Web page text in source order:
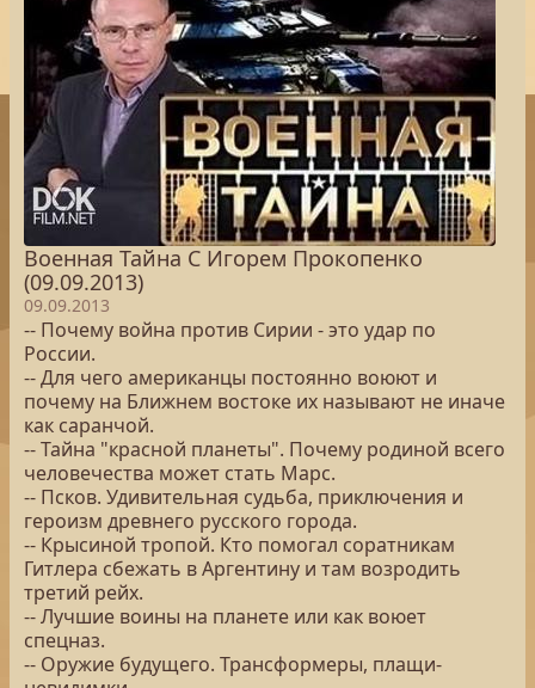
Военная Тайна С Игорем Прокопенко
(09.09.2013)
09.09.2013
-- Почему война против Сирии - это удар по
России.
-- Для чего американцы постоянно воюют и
почему на Ближнем востоке их называют не иначе
как саранчой.
-- Тайна "красной планеты". Почему родиной всего
человечества может стать Марс.
-- Псков. Удивительная судьба, приключения и
героизм древнего русского города.
-- Крысиной тропой. Кто помогал соратникам
Гитлера сбежать в Аргентину и там возродить
третий рейх.
-- Лучшие воины на планете или как воюет
спецназ.
-- Оружие будущего. Трансформеры, плащи-